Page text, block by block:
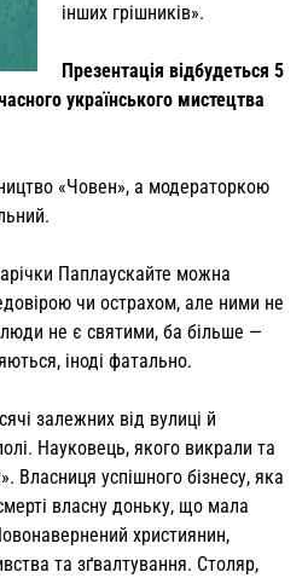
інших грішників».
Презентація відбудеться 5
українського мистецтва
«Човен», а модераторкою
Паплаускайте можна
чи острахом, але ними не
не є святими, ба більше —
іноді фатально.
залежних від вулиці й
Науковець, якого викрали та
Власниця успішного бізнесу, яка
власну доньку, що мала
християнин,
та зґвалтування. Столяр,